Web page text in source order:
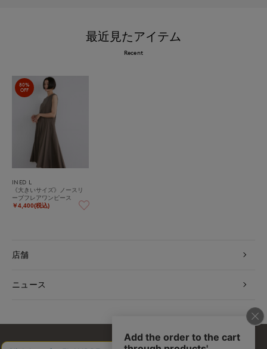
最近見たアイテム
Recent
80%
OFF
INED L
《大きいサイズ》ノースリ
ーブフレアワンピース
￥4,400(税込)
店舗
ニュース